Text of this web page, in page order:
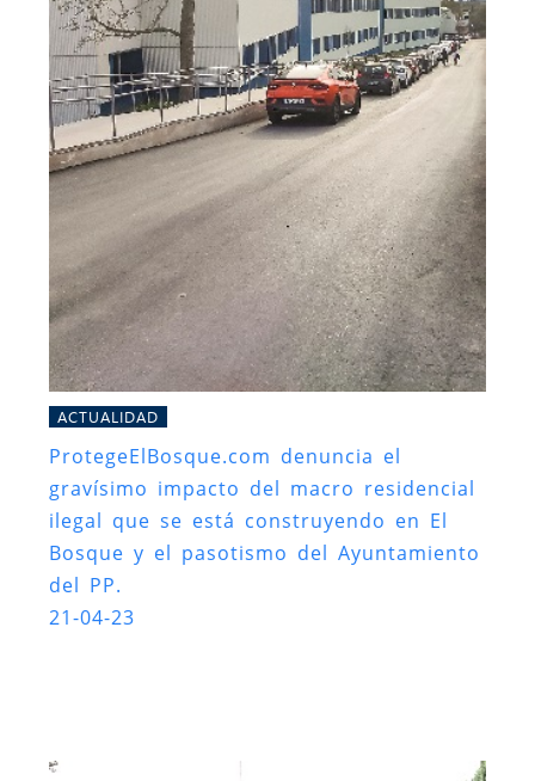
ACTUALIDAD
ProtegeElBosque.com denuncia el
gravísimo impacto del macro residencial
ilegal que se está construyendo en El
Bosque y el pasotismo del Ayuntamiento
del PP.
21-04-23